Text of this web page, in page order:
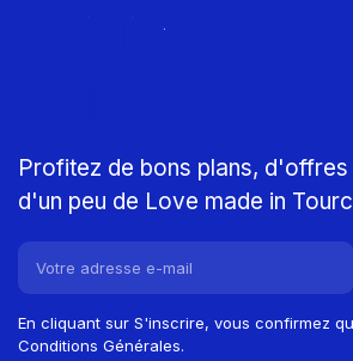
Rejoignez le
Profitez de bons plans,
d'un peu de Love made in
En cliquant sur S'inscrire, vous confirmez
Conditions Générales.